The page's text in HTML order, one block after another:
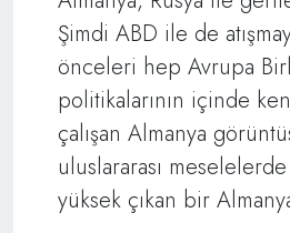
Şimdi ABD ile de
önceleri hep Avrupa
politikalarının içinde
çalışan Almanya
uluslararası
yüksek çıkan bir